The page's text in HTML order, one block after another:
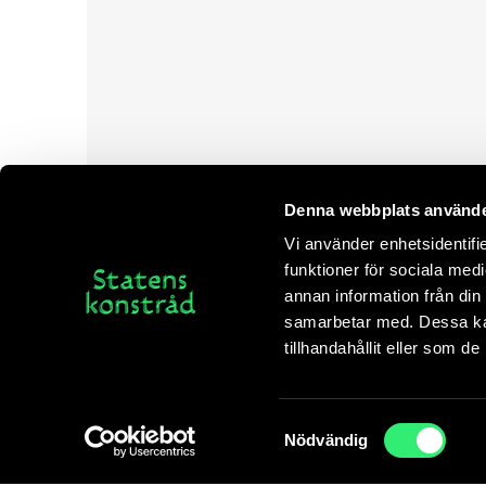
Denna webbplats
Vi använder
funktioner för sociala
annan information från
samarbetar med. Dessa
tillhandahållit eller som
Samtyckesval
Nödvändig
Vi använder cookies för att din